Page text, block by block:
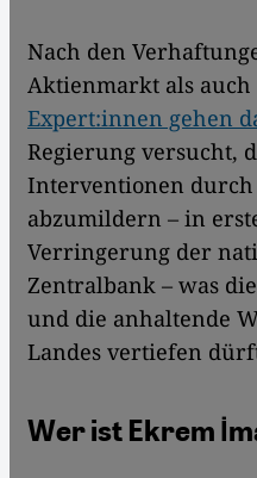
Nach den
Aktienmarkt als
Expert:innen gehen
Regierung versucht,
Interventionen
abzumildern – in
Verringerung der
Zentralbank – was
und die anhaltende
Landes vertiefen
Wer ist Ekrem